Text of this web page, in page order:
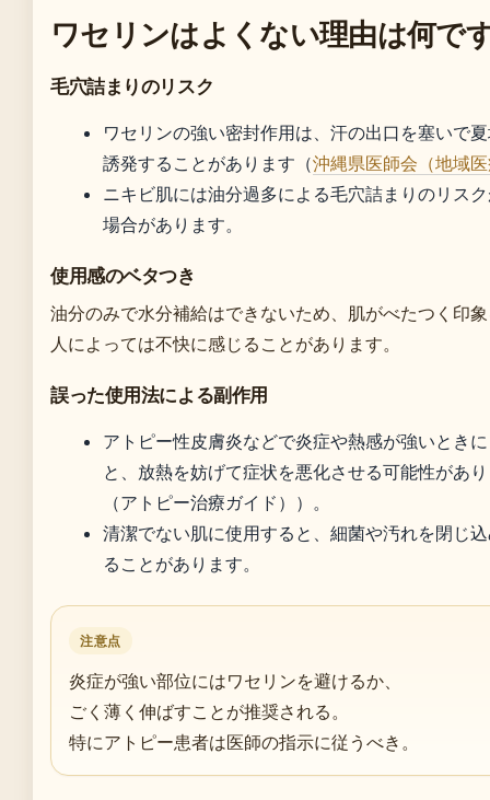
ワセリンはよくない理由は何で
毛穴詰まりのリスク
ワセリンの強い密封作用は、汗の出口を塞いで
誘発することがあります（沖縄県医師会（地域
ニキビ肌には油分過多による毛穴詰まりのリス
場合があります。
使用感のベタつき
油分のみで水分補給はできないため、肌がべたつく印
人によっては不快に感じることがあります。
誤った使用法による副作用
アトピー性皮膚炎などで炎症や熱感が強いとき
と、放熱を妨げて症状を悪化させる可能性があ
（アトピー治療ガイド））。
清潔でない肌に使用すると、細菌や汚れを閉じ
ることがあります。
注意点
炎症が強い部位にはワセリンを避けるか、
ごく薄く伸ばすことが推奨される。
特にアトピー患者は医師の指示に従うべき。